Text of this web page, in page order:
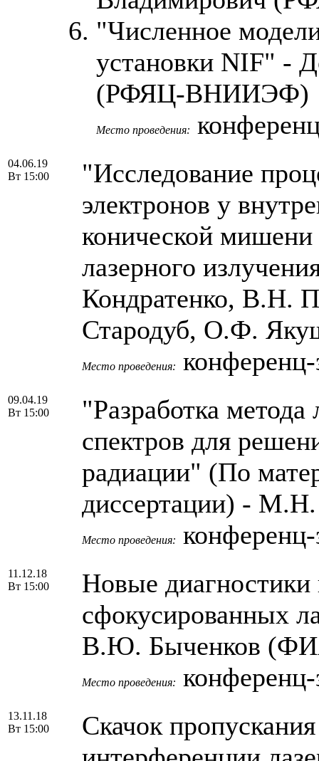
"Численное
установки NIF" -
(РФЯЦ-ВНИИЭФ)
Место проведения:
04.06.19
Вт 15:00
"Исследование
электронов у
конической мишени
лазерного
Кондратенко, В.Н.
Стародуб, О.Ф.
Место проведения:
09.04.19
Вт 15:00
"Разработка метода
спектров для
радиации" (По
диссертации) -
Место проведения:
11.12.18
Вт 15:00
Новые
сфокусированных
В.Ю. Быченков
Место проведения:
13.11.18
Вт 15:00
Скачок